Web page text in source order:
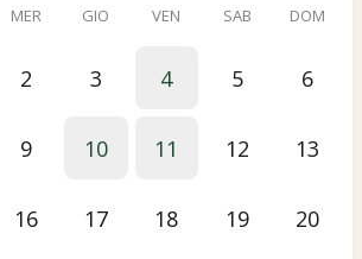
MER GIO VEN SAB DOM
2 3 4 5 6
9 10 11 12 13
16 17 18 19 20